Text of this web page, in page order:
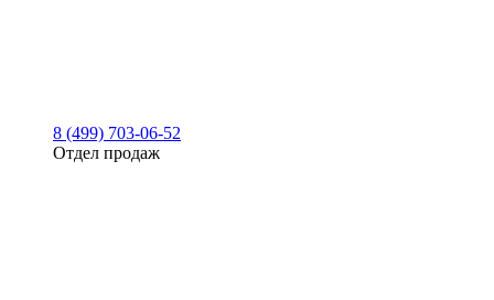
8 (499) 703-06-52
Отдел продаж